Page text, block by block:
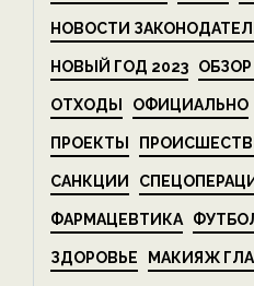
НОВОСТИ
НОВЫЙ ГОД 2023
ОТХОДЫ ОФИЦИАЛЬНО
ПРОЕКТЫ
САНКЦИИ
ФАРМАЦЕВТИКА
ЗДОРОВЬЕ МАКИЯЖ